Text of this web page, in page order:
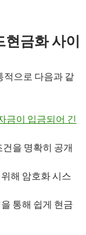
현금화 사이
적으로 다음과 같
금이 입금되어 긴
을 명확히 공개
해 암호화 시스
통해 쉽게 현금